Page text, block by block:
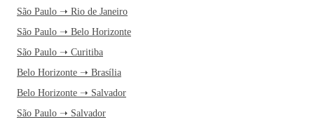
São Paulo ➝ Rio de Janeiro
São Paulo ➝ Belo Horizonte
São Paulo ➝ Curitiba
Belo Horizonte ➝ Brasília
Belo Horizonte ➝ Salvador
São Paulo ➝ Salvador